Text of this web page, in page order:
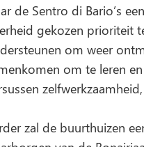
de Sentro di Bario’s
gekozen prioriteit
om weer
om te leren
zal de buurthuizen